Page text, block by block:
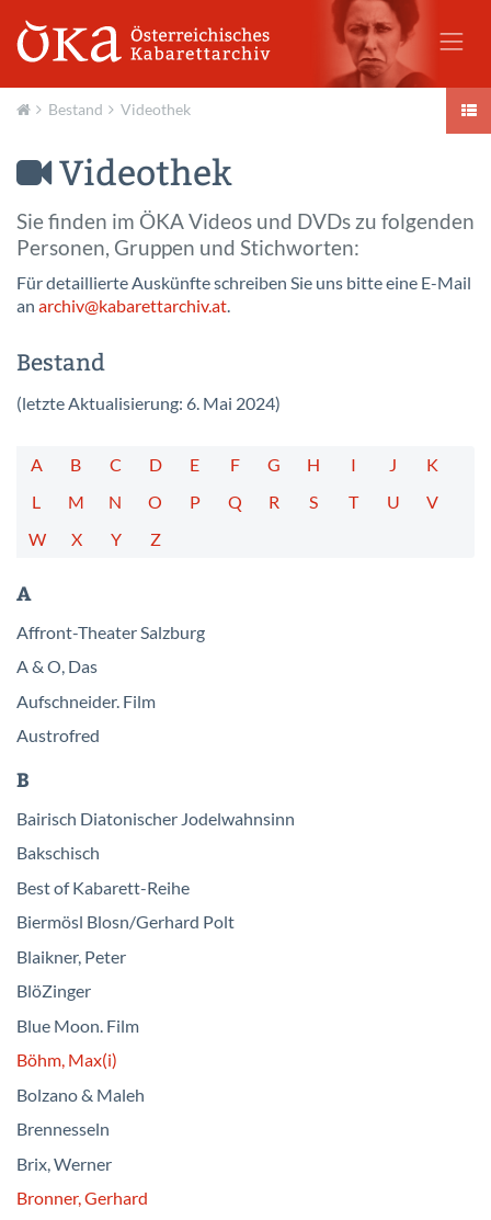
Bestand Videothek
Videothek
Sie finden im ÖKA Videos und DVDs zu folgenden
Personen, Gruppen und Stichworten:
Für detaillierte Auskünfte schreiben Sie uns bitte eine E-Mail
an archiv@kabarettarchiv.at.
Bestand
(letzte Aktualisierung: 6. Mai 2024)
A B C D E F G H I J
K
L
M N O P Q R S T U
V
W
X Y Z
A
Affront-Theater Salzburg
A & O, Das
Aufschneider. Film
Austrofred
B
Bairisch Diatonischer Jodelwahnsinn
Bakschisch
Best of Kabarett-Reihe
Biermösl Blosn/Gerhard Polt
Blaikner, Peter
BlöZinger
Blue Moon. Film
Böhm, Max(i)
Bolzano & Maleh
Brennesseln
Brix, Werner
Bronner, Gerhard